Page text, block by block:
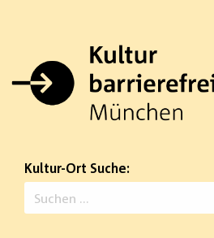
Kultur-Ort Suche:
Suchen
nach: